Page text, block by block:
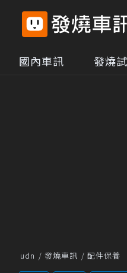
國內車訊 發燒
udn 發燒車訊 配件保養